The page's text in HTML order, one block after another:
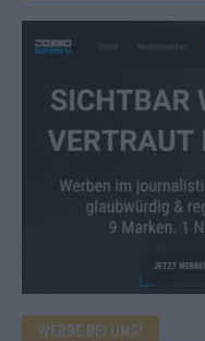
WERBE BEI UNS!